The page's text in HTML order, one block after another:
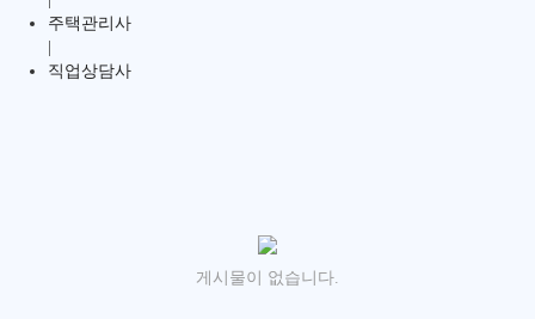
주택관리사
직업상담사
게시물이 없습니다.